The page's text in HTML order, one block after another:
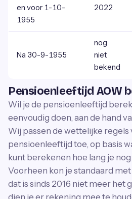
en voor 1-10-
1955
2022
Na 30-9-1955
nog
niet
bekend
Pensioenleeftijd AOW
Wil je de pensioenleeftijd
eenvoudig doen, aan de hand
Wij passen de wettelijke regels
pensioenleeftijd toe, op basis
kunt berekenen hoe lang je
Voorheen kon je standaard
dat is sinds 2016 niet meer het
dien je er rekening mee te